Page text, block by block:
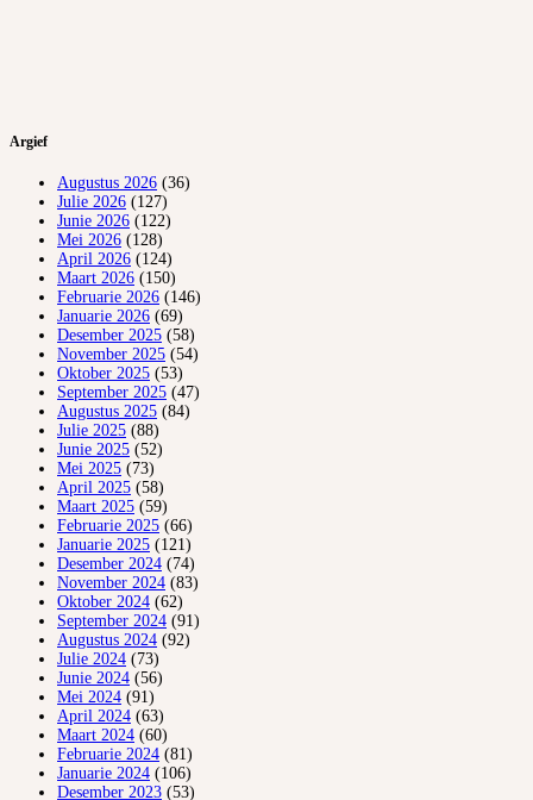
Argief
Augustus 2026 (36)
Julie 2026 (127)
Junie 2026 (122)
Mei 2026 (128)
April 2026 (124)
Maart 2026 (150)
Februarie 2026 (146)
Januarie 2026 (69)
Desember 2025 (58)
November 2025 (54)
Oktober 2025 (53)
September 2025 (47)
Augustus 2025 (84)
Julie 2025 (88)
Junie 2025 (52)
Mei 2025 (73)
April 2025 (58)
Maart 2025 (59)
Februarie 2025 (66)
Januarie 2025 (121)
Desember 2024 (74)
November 2024 (83)
Oktober 2024 (62)
September 2024 (91)
Augustus 2024 (92)
Julie 2024 (73)
Junie 2024 (56)
Mei 2024 (91)
April 2024 (63)
Maart 2024 (60)
Februarie 2024 (81)
Januarie 2024 (106)
Desember 2023 (53)